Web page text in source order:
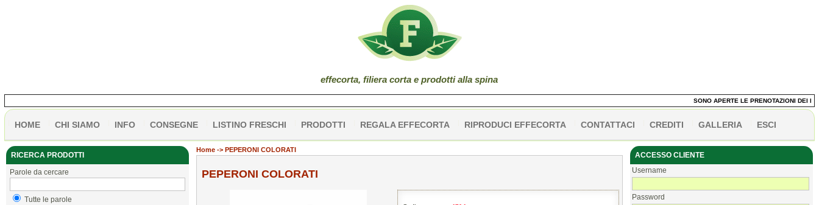
effecorta, filiera corta e prodotti alla spina
SONO APERTE LE PRENOTAZIONI DEI
HOME CHI SIAMO INFO CONSEGNE LISTINO FRESCHI PRODOTTI REGALA EFFECORTA RIPRODUCI EFFECORTA CONTATTACI CREDITI GALLERIA ESCI
RICERCA PRODOTTI
Parole da cercare
Tutte le parole
Home-> PEPERONI COLORATI
PEPERONI COLORATI
ACCESSO CLIENTE
Username
Password